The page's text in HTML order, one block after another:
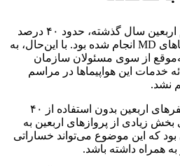
بر پایه آمار موجود در مراسم اربعین سال گذشته، حدود ۴۰ درصد
پروازهای ایران توسط هواپیماهای MD انجام شده بود. با این‌حال، به
از سوی مسئولان سازمان
خدمات این هواپیماها در مراسم
نشد.
اولین سناریو برای پوشش سفرهای اربعین بدون استفاده از ۴۰
بخش زیادی از پروازهای اربعین به
که این موضوع می‌تواند خساراتی
همراه داشته باشد.